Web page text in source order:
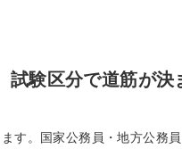
試験区分で道筋が決
す。国家公務員・地方公務